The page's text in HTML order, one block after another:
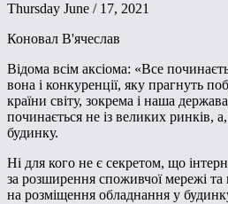
Thursday June / 17, 2021
Коновал В'ячеслав
Відома всім аксіома: «Все
вона і конкуренції, яку прагнуть
країни світу, зокрема і наша
починається не із великих ринків,
будинку.
Ні для кого не є секретом, що
за розширення споживчої мережі
на розміщення обладнання у